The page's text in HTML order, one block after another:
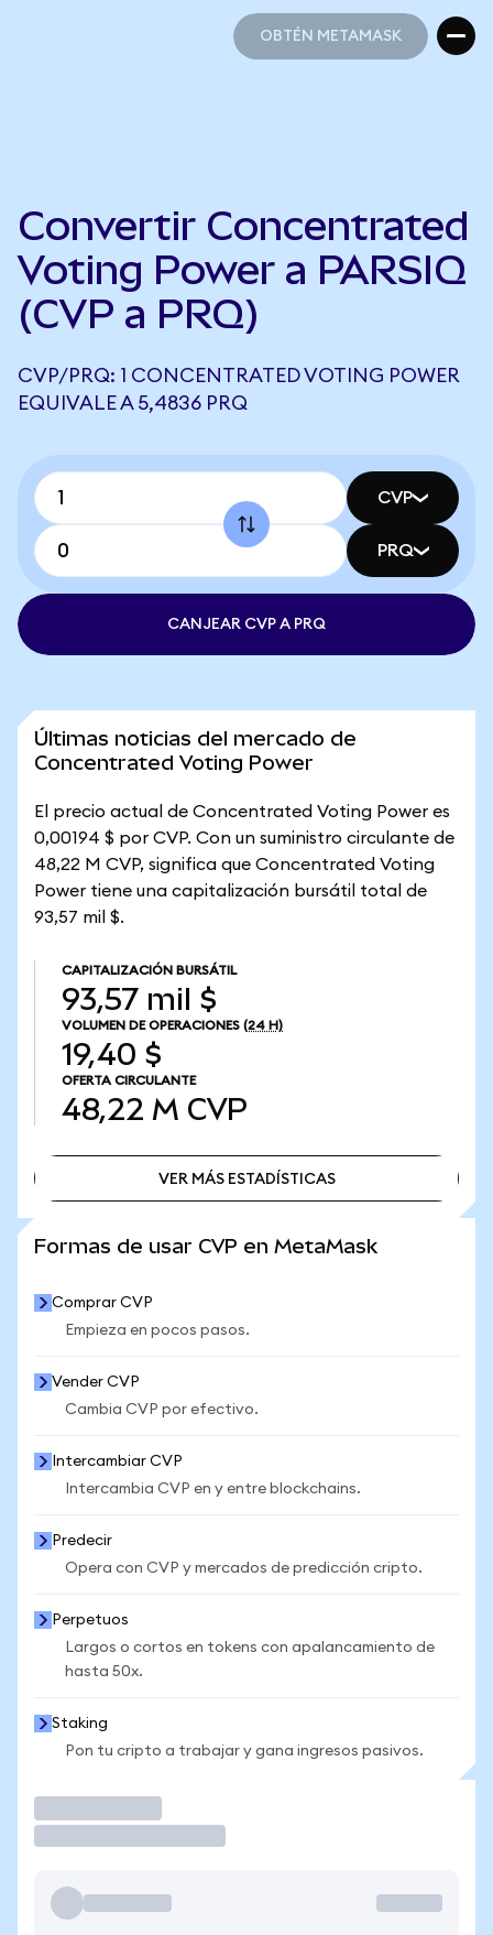
OBTÉN METAMASK
Convertir Concentrated
Voting Power a PARSIQ
(CVP a PRQ)
CVP/PRQ: 1 CONCENTRATED VOTING POWER
EQUIVALE A 5,4836 PRQ
CVP
PRQ
CANJEAR CVP A PRQ
Últimas noticias del mercado de
Concentrated Voting Power
El precio actual de Concentrated Voting Power es
0,00194 $ por CVP. Con un suministro circulante de
48,22 M CVP, significa que Concentrated Voting
Power tiene una capitalización bursátil total de
93,57 mil $.
CAPITALIZACIÓN BURSÁTIL
93,57 mil $
VOLUMEN DE OPERACIONES (24 H)
19,40 $
OFERTA CIRCULANTE
48,22 M CVP
VER MÁS ESTADÍSTICAS
Formas de usar CVP en MetaMask
Comprar CVP
Empieza en pocos pasos.
Vender CVP
Cambia CVP por efectivo.
Intercambiar CVP
Intercambia CVP en y entre blockchains.
Predecir
Opera con CVP y mercados de predicción cripto.
Perpetuos
Largos o cortos en tokens con apalancamiento de
hasta 50x.
Staking
Pon tu cripto a trabajar y gana ingresos pasivos.